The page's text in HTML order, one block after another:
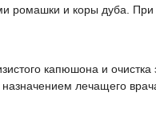
ромашки и коры дуба.
капюшона и
лечащего